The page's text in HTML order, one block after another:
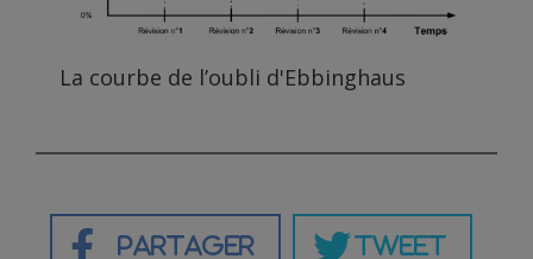
La courbe de l’oubli d'Ebbinghaus
Partager Tweet